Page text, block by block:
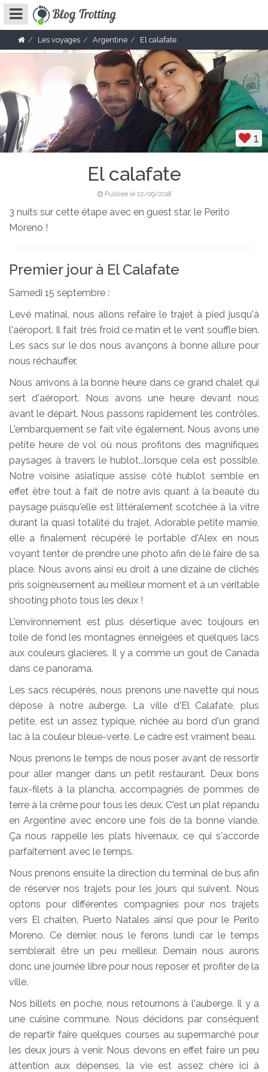
Les voyages Argentine El calafate
1
El calafate
Publiée le 22/09/2018
3 nuits sur cette étape avec en guest star, le Perito
Moreno !
Premier jour à El Calafate
Samedi 15 septembre :
Levé matinal, nous allons refaire le trajet à pied jusqu'à
l'aéroport. Il fait très froid ce matin et le vent souffle bien.
Les sacs sur le dos nous avançons à bonne allure pour
nous réchauffer.
Nous arrivons à la bonne heure dans ce grand chalet qui
sert d'aéroport. Nous avons une heure devant nous
avant le départ. Nous passons rapidement les contrôles.
L'embarquement se fait vite également. Nous avons une
petite heure de vol où nous profitons des magnifiques
paysages à travers le hublot...lorsque cela est possible.
Notre voisine asiatique assise côté hublot semble en
effet être tout à fait de notre avis quant à la beauté du
paysage puisqu'elle est littéralement scotchée à la vitre
durant la quasi totalité du trajet. Adorable petite mamie,
elle a finalement récupéré le portable d'Alex en nous
voyant tenter de prendre une photo afin de le faire de sa
place. Nous avons ainsi eu droit à une dizaine de clichés
pris soigneusement au meilleur moment et à un véritable
shooting photo tous les deux !
L'environnement est plus désertique avec toujours en
toile de fond les montagnes enneigées et quelques lacs
aux couleurs glacières. Il y a comme un gout de Canada
dans ce panorama.
Les sacs récupérés, nous prenons une navette qui nous
dépose à notre auberge. La ville d'El Calafate, plus
petite, est un assez typique, nichée au bord d'un grand
lac à la couleur bleue-verte. Le cadre est vraiment beau.
Nous prenons le temps de nous poser avant de ressortir
pour aller manger dans un petit restaurant. Deux bons
faux-filets à la plancha, accompagnés de pommes de
terre à la crême pour tous les deux. C'est un plat répandu
en Argentine avec encore une fois de la bonne viande.
Ça nous rappelle les plats hivernaux, ce qui s'accorde
parfaitement avec le temps.
Nous prenons ensuite la direction du terminal de bus afin
de réserver nos trajets pour les jours qui suivent. Nous
optons pour différentes compagnies pour nos trajets
vers El chalten, Puerto Natales ainsi que pour le Perito
Moreno. Ce dernier, nous le ferons lundi car le temps
semblerait être un peu meilleur. Demain nous aurons
donc une journée libre pour nous reposer et profiter de la
ville.
Nos billets en poche, nous retournons à l'auberge. Il y a
une cuisine commune. Nous décidons par conséquent
de repartir faire quelques courses au supermarché pour
les deux jours à venir. Nous devons en effet faire un peu
attention aux dépenses, la vie est assez chère ici à